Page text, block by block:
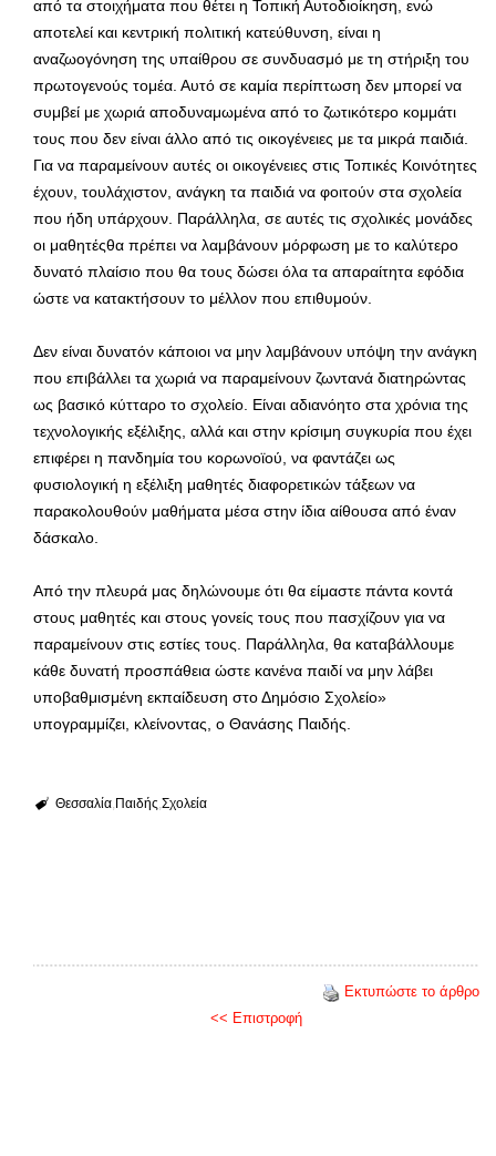
από τα στοιχήματα που θέτει η Τοπική Αυτοδιοίκηση, ενώ
αποτελεί και κεντρική πολιτική κατεύθυνση, είναι η
αναζωογόνηση της υπαίθρου σε συνδυασμό με τη στήριξη του
πρωτογενούς τομέα. Αυτό σε καμία περίπτωση δεν μπορεί να
συμβεί με χωριά αποδυναμωμένα από το ζωτικότερο κομμάτι
τους που δεν είναι άλλο από τις οικογένειες με τα μικρά παιδιά.
Για να παραμείνουν αυτές οι οικογένειες στις Τοπικές Κοινότητες
έχουν, τουλάχιστον, ανάγκη τα παιδιά να φοιτούν στα σχολεία
που ήδη υπάρχουν. Παράλληλα, σε αυτές τις σχολικές μονάδες
οι μαθητέςθα πρέπει να λαμβάνουν μόρφωση με το καλύτερο
δυνατό πλαίσιο που θα τους δώσει όλα τα απαραίτητα εφόδια
ώστε να κατακτήσουν το μέλλον που επιθυμούν.
Δεν είναι δυνατόν κάποιοι να μην λαμβάνουν υπόψη την ανάγκη
που επιβάλλει τα χωριά να παραμείνουν ζωντανά διατηρώντας
ως βασικό κύτταρο το σχολείο. Είναι αδιανόητο στα χρόνια της
τεχνολογικής εξέλιξης, αλλά και στην κρίσιμη συγκυρία που έχει
επιφέρει η πανδημία του κορωνοϊού, να φαντάζει ως
φυσιολογική η εξέλιξη μαθητές διαφορετικών τάξεων να
παρακολουθούν μαθήματα μέσα στην ίδια αίθουσα από έναν
δάσκαλο.
Από την πλευρά μας δηλώνουμε ότι θα είμαστε πάντα κοντά
στους μαθητές και στους γονείς τους που πασχίζουν για να
παραμείνουν στις εστίες τους. Παράλληλα, θα καταβάλλουμε
κάθε δυνατή προσπάθεια ώστε κανένα παιδί να μην λάβει
υποβαθμισμένη εκπαίδευση στο Δημόσιο Σχολείο»
υπογραμμίζει, κλείνοντας, ο Θανάσης Παιδής.
Θεσσαλία Παιδής Σχολεία
Εκτυπώστε το άρθρο
<< Επιστροφή